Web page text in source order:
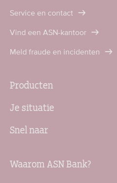
Service en contact
Vind een ASN-kantoor
Meld fraude en incidenten
Producten
Je situatie
Snel naar
Waarom ASN Bank?